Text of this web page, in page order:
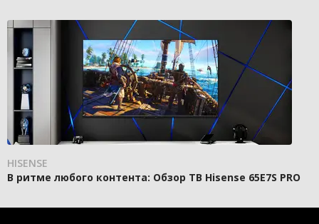
HISENSE
В ритме любого контента: Обзор ТВ Hisense 65E7S PRO